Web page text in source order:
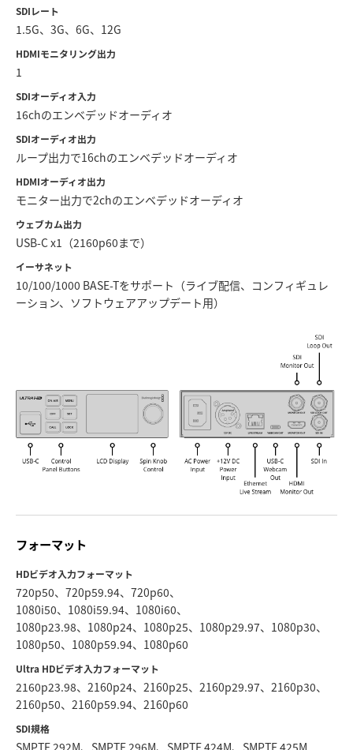
South Africa
Sweden
Chinese Taipei
Turkey
UAE
United Kingdom
SDIレート
1.5G、3G、6G、12G
HDMIモニタリング出力
1
SDIオーディオ入力
16chのエンベデッドオーディオ
SDIオーディオ出力
ループ出力で16chのエンベデッドオーディオ
HDMIオーディオ出力
モニター出力で2chのエンベデッドオーディオ
ウェブカム出力
USB-C x1（2160p60まで）
イーサネット
10/100/1000 BASE-Tをサポート（ライブ配信、コンフィギュレ
ーション、ソフトウェアアップデート用）
フォーマット
HDビデオ入力フォーマット
720p50、720p59.94、720p60、
1080i50、1080i59.94、1080i60、
1080p23.98、1080p24、1080p25、1080p29.97、1080p30、
1080p50、1080p59.94、1080p60
Ultra HDビデオ入力フォーマット
2160p23.98、2160p24、2160p25、2160p29.97、2160p30、
2160p50、2160p59.94、2160p60
SDI規格